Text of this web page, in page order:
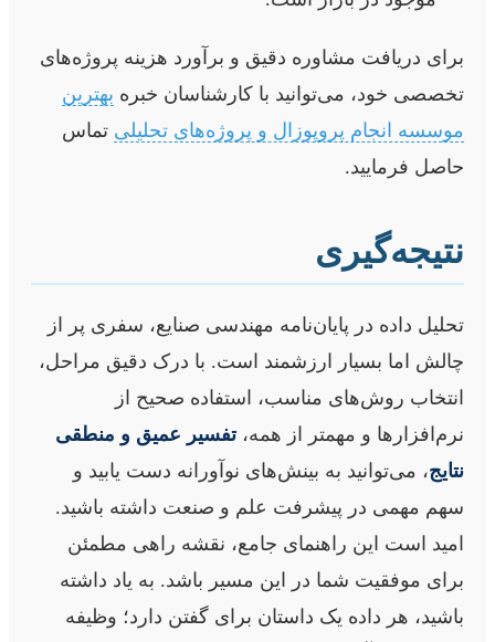
برای دریافت مشاوره دقیق و برآورد هزینه پروژه‌های
تخصصی خود، می‌توانید با کارشناسان خبره بهترین
موسسه انجام پروپوزال و پروژه‌های تحلیلی تماس
حاصل فرمایید.
نتیجه‌گیری
تحلیل داده در پایان‌نامه مهندسی صنایع، سفری پر از
چالش اما بسیار ارزشمند است. با درک دقیق مراحل،
انتخاب روش‌های مناسب، استفاده صحیح از
نرم‌افزارها و مهمتر از همه،تفسیر عمیق و منطقی
نتایج، می‌توانید به بینش‌های نوآورانه دست یابید و
سهم مهمی در پیشرفت علم و صنعت داشته باشید.
امید است این راهنمای جامع، نقشه راهی مطمئن
برای موفقیت شما در این مسیر باشد. به یاد داشته
باشید، هر داده یک داستان برای گفتن دارد؛ وظیفه